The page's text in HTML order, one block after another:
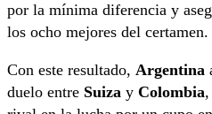
por la mínima diferencia y
los ocho mejores del certamen.
Con este resultado, Argentina
duelo entre Suiza y Colombia